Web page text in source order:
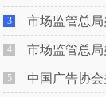
3 市场监管总局办公厅关于印发
4 市场监管总局办公厅关于印发
5 中国广告协会关